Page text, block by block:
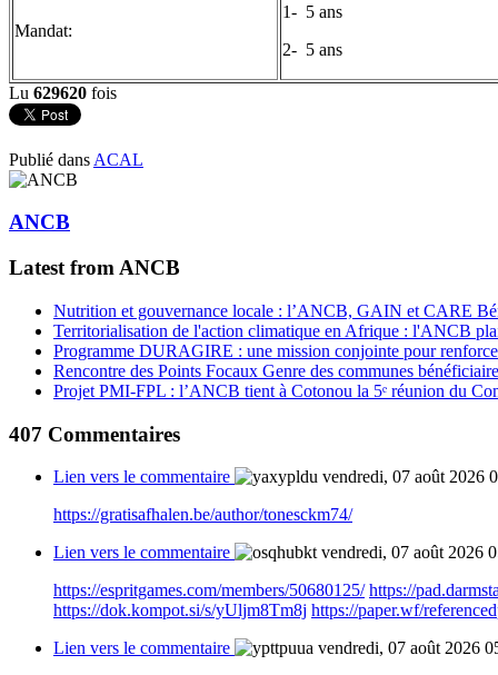
Mandat:
1- 5 ans
2- 5 ans
Lu 629620 fois
Publié dans ACAL
ANCB
Latest from ANCB
Nutrition et gouvernance locale : l’ANCB, GAIN et CARE
Territorialisation de l'action climatique en Afrique : l'ANCB
Programme DURAGIRE : une mission conjointe pour
Rencontre des Points Focaux Genre des communes
Projet PMI-FPL : l’ANCB tient à Cotonou la 5ᵉ réunion du
407 Commentaires
Lien vers le commentaire
vendredi, 07 août 2026
https://gratisafhalen.be/author/tonesckm74/
Lien vers le commentaire
vendredi, 07 août 2026
https://espritgames.com/members/50680125/ https://
https://dok.kompot.si/s/yUljm8Tm8j https://paper.wf/
Lien vers le commentaire
vendredi, 07 août 2026